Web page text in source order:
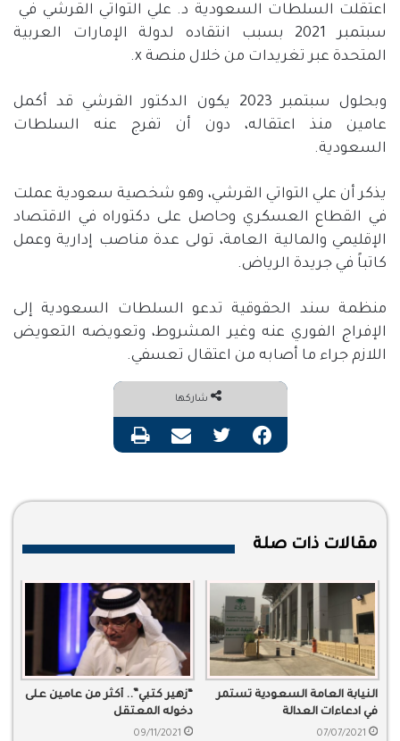
اعتقلت السلطات السعودية د. علي التواتي القرشي في
سبتمبر
2021 بسبب انتقاده لدولة الإمارات العربية
المتحدة عبر تغريدات من خلال منصة x
.
وبحلول سبتمبر 2023 يكون الدكتور القرشي قد أكمل
عامين منذ اعتقاله، دون أن تفرج عنه السلطات
السعودية.
يذكر أن علي التواتي القرشي، وهو شخصية سعودية عملت
في القطاع العسكري وحاصل على دكتوراه في الاقتصاد
الإقليمي والمالية العامة، تولى عدة مناصب إدارية وعمل
كاتباً في جريدة الرياض.
منظمة سند الحقوقية تدعو السلطات السعودية إلى
الإفراج الفوري عنه وغير المشروط، وتعويضه التعويض
اللازم جراء ما أصابه من اعتقال تعسفي.
شاركها
فيسبوك تويتر مشاركة عبر البريد طباعة
مقالات ذات صلة
النيابة العامة السعودية تستمر
في ادعاءات العدالة
07/07/2021
“زهير كتبي”.. أكثر من عامين على
دخوله المعتقل
09/11/2021